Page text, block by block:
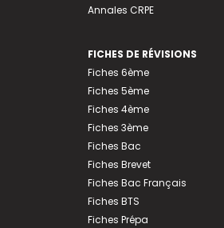
Annales CRPE
FICHES DE RÉVISIONS
Fiches 6ème
Fiches 5ème
Fiches 4ème
Fiches 3ème
Fiches Bac
Fiches Brevet
Fiches Bac Français
Fiches BTS
Fiches Prépa